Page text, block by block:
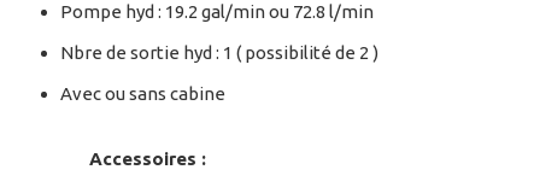
Pompe hyd : 19.2 gal/min ou 72.8 l/min
Nbre de sortie hyd : 1 ( possibilité de 2 )
Avec ou sans cabine
Accessoires :